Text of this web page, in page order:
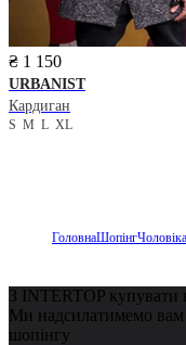
₴ 1 150
URBANIST
Кардиган
S M L XL
ГоловнаШопінг
З INTERTOP купувати
Ми надсилатимемо вам
шопінгу